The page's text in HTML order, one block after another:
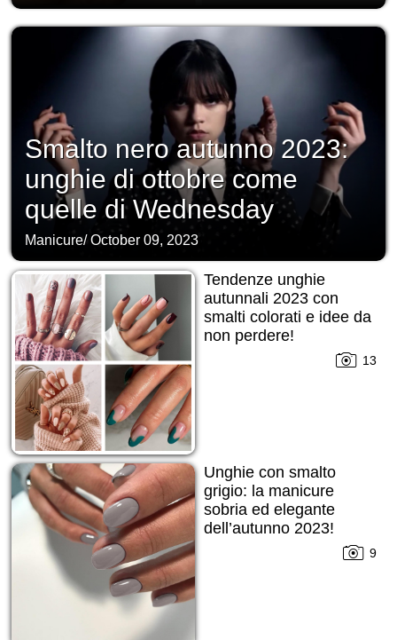
Smalto nero autunno 2023:
unghie di ottobre come
quelle di Wednesday
Manicure/October 09, 2023
Tendenze unghie
autunnali 2023 con
smalti colorati e idee da
non perdere!
13
Unghie con smalto
grigio: la manicure
sobria ed elegante
dell’autunno 2023!
9